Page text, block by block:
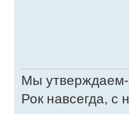
Мы утверждаем-
Рок навсегда, с